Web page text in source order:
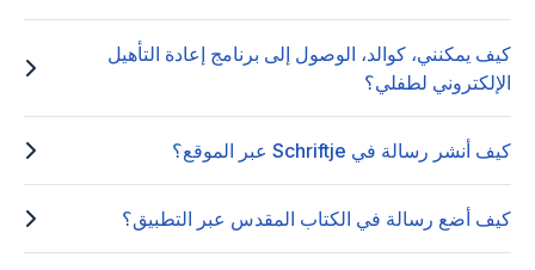
كيف يمكنني، كوالد، الوصول إلى برنامج إعادة التأهيل
الإلكتروني لطفلي؟
كيف أنشر رسالة في Schriftje عبر الموقع؟
كيف أضع رسالة في الكتاب المقدس عبر التطبيق؟